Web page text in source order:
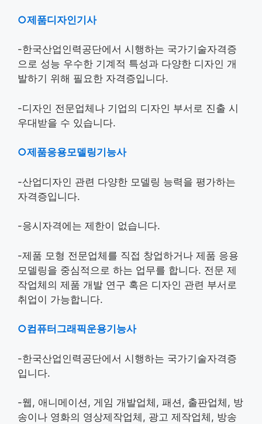
○제품디자인기사
-한국산업인력공단에서 시행하는 국가기술자격증
으로 성능 우수한 기계적 특성과 다양한 디자인 개
발하기 위해 필요한 자격증입니다.
-디자인 전문업체나 기업의 디자인 부서로 진출 시
우대받을 수 있습니다.
○제품응용모델링기능사
-산업디자인 관련 다양한 모델링 능력을 평가하는
자격증입니다.
-응시자격에는 제한이 없습니다.
-제품 모형 전문업체를 직접 창업하거나 제품 응용
모델링을 중심적으로 하는 업무를 합니다. 전문 제
작업체의 제품 개발 연구 혹은 디자인 관련 부서로
취업이 가능합니다.
○컴퓨터그래픽운용기능사
-한국산업인력공단에서 시행하는 국가기술자격증
입니다.
-웹, 애니메이션, 게임 개발업체, 패션, 출판업체, 방
송이나 영화의 영상제작업체, 광고 제작업체, 방송